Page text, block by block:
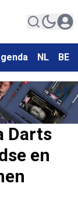
NL BE
Darts
en